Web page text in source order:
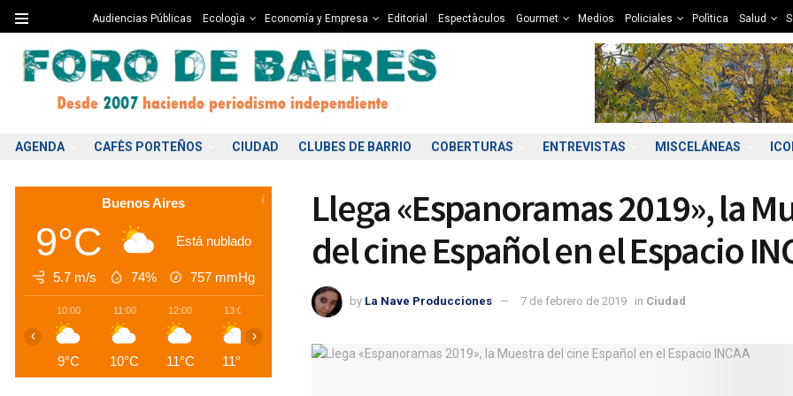
Audiencias Públicas Ecologìa Economía y Empresa Editorial Espectàculos Gourmet Medios Policiales Polìtica Salud
AGENDA CAFÈS PORTEÑOS CIUDAD CLUBES DE BARRIO COBERTURAS ENTREVISTAS MISCELÁNEAS
Llega «Espanoramas 2019», la
del cine Español en el Espacio
by La Nave Producciones 7 de febrero de 2019 in Ciudad
Buenos Aires
9°C Está nublado
5.7 m/s 74% 757 mmHg
10:00
9°C
11:00
10°C
12:00
11°C
13:00
11°C
15:00
12°C 12°C 12°C 11°C 10°C 9°C 9°C 8°C
‹ ›